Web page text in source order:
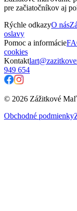
pre začiatočníkov aj
Rýchle odkazyO nás
oslavy
Pomoc a informácie
cookies
Kontakt
949 654
© 2026 Zážitkové
Obchodné podmienky